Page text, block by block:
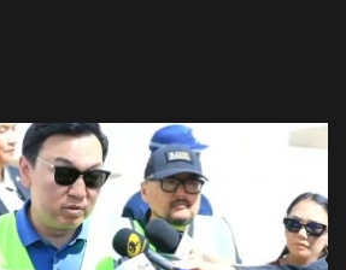
2026-07-22
С.Амарсайхан: Фэйсбүүкээр ангийн групп чат
нээдэг, үүгээр даалгавраа өгдгийг зогсоож,
хаана
2026-07-21